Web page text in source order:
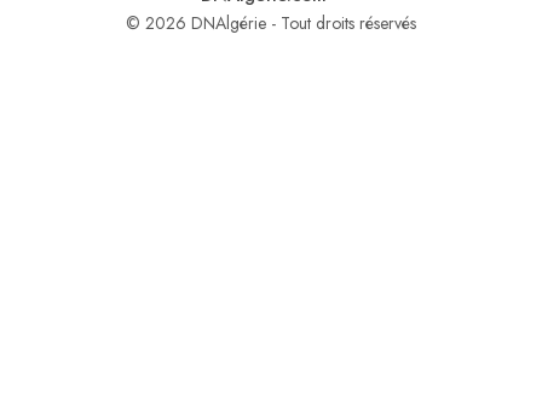
© 2026 DNAlgérie - Tout droits réservés